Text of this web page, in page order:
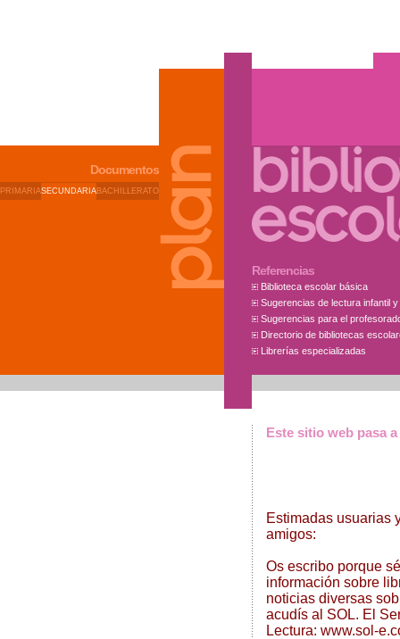
Documentos
PRIMARIASECUNDARIA BACHILLERATO
Referencias
Biblioteca escolar básica
Sugerencias de lectura infantil y
Sugerencias para el
Directorio de bibliotecas
Librerías especializadas
Este sitio web pasa
Estimadas usuarias
amigos:
Os escribo porque
información sobre
noticias diversas
acudís al SOL. El
Lectura: www.sol-